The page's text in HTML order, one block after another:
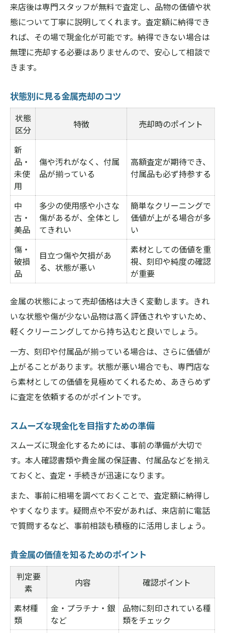
来店後は専門スタッフが無料で査定し、品物の価値や状
態について丁寧に説明してくれます。査定額に納得でき
れば、その場で現金化が可能です。納得できない場合は
無理に売却する必要はありませんので、安心して相談で
きます。
状態別に見る金属売却のコツ
状態
区分
特徴 売却時のポイント
新
品・
未使
用
傷や汚れがなく、付属
品が揃っている
高額査定が期待でき、
付属品も必ず持参する
中
古・
美品
多少の使用感や小さな
傷があるが、全体とし
てきれい
簡単なクリーニングで
価値が上がる場合が多
い
傷・
破損
品
目立つ傷や欠損があ
る、状態が悪い
素材としての価値を重
視、刻印や純度の確認
が重要
金属の状態によって売却価格は大きく変動します。きれ
いな状態や傷が少ない品物は高く評価されやすいため、
軽くクリーニングしてから持ち込むと良いでしょう。
一方、刻印や付属品が揃っている場合は、さらに価値が
上がることがあります。状態が悪い場合でも、専門店な
ら素材としての価値を見極めてくれるため、あきらめず
に査定を依頼するのがポイントです。
スムーズな現金化を目指すための準備
スムーズに現金化するためには、事前の準備が大切で
す。本人確認書類や貴金属の保証書、付属品などを揃え
ておくと、査定・手続きが迅速になります。
また、事前に相場を調べておくことで、査定額に納得し
やすくなります。疑問点や不安があれば、来店前に電話
で質問するなど、事前相談も積極的に活用しましょう。
貴金属の価値を知るためのポイント
判定要
素
内容 確認ポイント
素材種
類
金・プラチナ・銀
など
品物に刻印されている種
類をチェック